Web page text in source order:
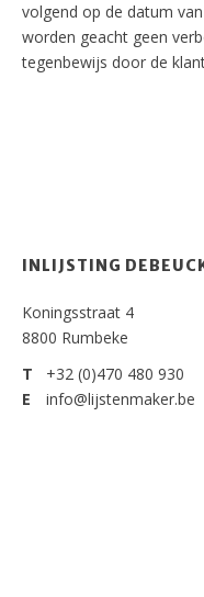
volgend op de datum
worden geacht geen
tegenbewijs door de
INLIJSTING
Koningsstraat 4
8800 Rumbeke
T
E
+32 (0)470 480 930
info@lijstenmaker.be